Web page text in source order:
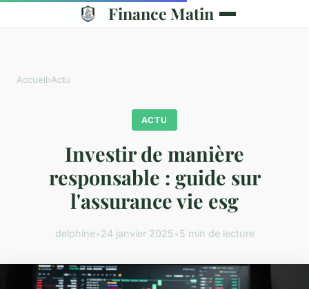
Finance Matin
Accueil›Actu
ACTU
Investir de manière
responsable : guide sur
l'assurance vie esg
delphine•24 janvier 2025•5 min de lecture